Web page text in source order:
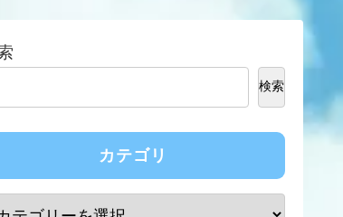
検索
カテゴリ